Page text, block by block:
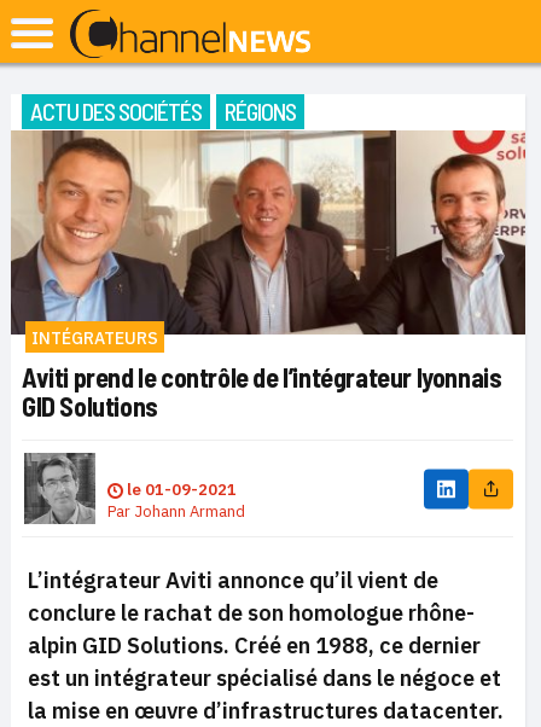
ACTU DES SOCIÉTÉS RÉGIONS
INTÉGRATEURS
Aviti prend le contrôle de l’intégrateur lyonnais
GID Solutions
le 01-09-2021
Par Johann Armand
L’intégrateur Aviti annonce qu’il vient de
conclure le rachat de son homologue rhône-
alpin GID Solutions. Créé en 1988, ce dernier
est un intégrateur spécialisé dans le négoce et
la mise en œuvre d’infrastructures datacenter.